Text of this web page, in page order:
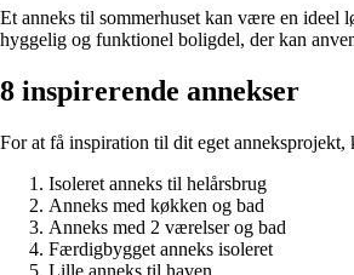
Et anneks til sommerhuset kan være en ideel
hyggelig og funktionel boligdel, der kan
8 inspirerende annekser
For at få inspiration til dit eget
Isoleret anneks til helårsbrug
Anneks med køkken og bad
Anneks med 2 værelser og bad
Færdigbygget anneks isoleret